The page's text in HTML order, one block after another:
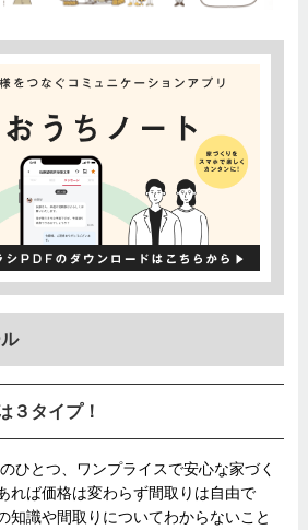
３タイプ！
ひとつ、ワンプライスで安心な家づく
れば価格は変わらず間取りは自由で
知識や間取りについてわからないこと